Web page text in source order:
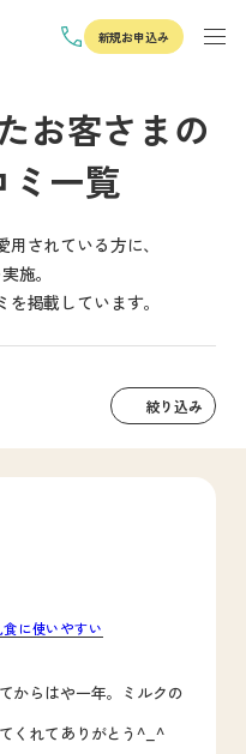
新規お申込み
お客さまの
ミ一覧
されている方に、
施。
掲載しています。
絞り込み
に使いやすい
からはや一年。ミルクの
くれてありがとう^_^